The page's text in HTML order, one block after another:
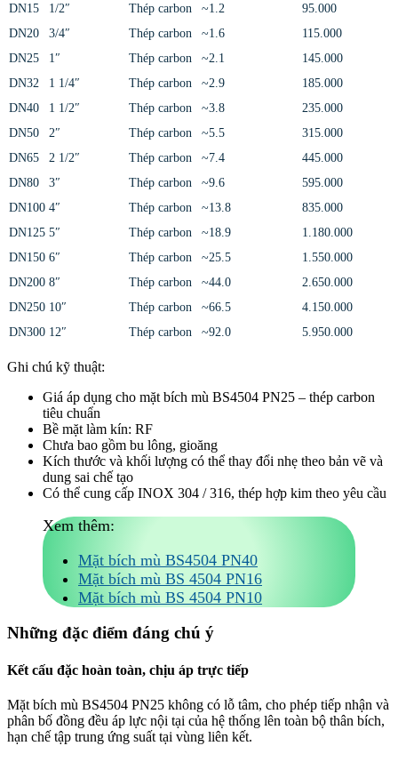
DN15
1/2″ Thép carbon ~1.2
95.000
DN20
3/4″ Thép carbon ~1.6
115.000
DN25
1″ Thép carbon ~2.1
145.000
DN32
1 1/4″ Thép carbon ~2.9
185.000
DN40
1 1/2″ Thép carbon ~3.8
235.000
DN50
2″ Thép carbon ~5.5
315.000
DN65
2 1/2″ Thép carbon ~7.4
445.000
DN80
3″ Thép carbon ~9.6
595.000
DN100 4″ Thép carbon ~13.8
835.000
DN125 5″ Thép carbon ~18.9
1.180.000
DN150 6″ Thép carbon ~25.5
1.550.000
DN200 8″ Thép carbon ~44.0
2.650.000
DN250 10″ Thép carbon ~66.5
4.150.000
DN300 12″ Thép carbon ~92.0 5.950.000
Ghi chú kỹ thuật:
Giá áp dụng cho mặt bích mù BS4504 PN25 – thép carbon
tiêu chuẩn
Bề mặt làm kín: RF
Chưa bao gồm bu lông, gioăng
Kích thước và khối lượng có thể thay đổi nhẹ theo bản vẽ và
dung sai chế tạo
Có thể cung cấp INOX 304 / 316, thép hợp kim theo yêu cầu
Xem thêm:
Mặt bích mù BS4504 PN40
Mặt bích mù BS 4504 PN16
Mặt bích mù BS 4504 PN10
Những đặc điểm đáng chú ý
Kết cấu đặc hoàn toàn, chịu áp trực tiếp
Mặt bích mù BS4504 PN25 không có lỗ tâm, cho phép tiếp nhận và
phân bố đồng đều áp lực nội tại của hệ thống lên toàn bộ thân bích,
hạn chế tập trung ứng suất tại vùng liên kết.